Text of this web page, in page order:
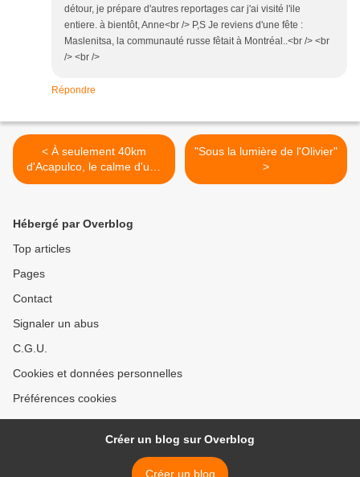
détour, je prépare d'autres reportages car j'ai visité l'ile
entiere. à bientôt, Anne<br /> P,S Je reviens d'une fête :
Maslenitsa, la communauté russe fêtait à Montréal..<br /> <br
/> <br />
Répondre
< À seulement 40km
d'Acapulco, le calme d'une
plage sauvage
"Sous la lumière de l'Olivier"
>
Hébergé par Overblog
Top articles
Pages
Contact
Signaler un abus
C.G.U.
Cookies et données personnelles
Préférences cookies
Créer un blog sur Overblog
Créer un blog